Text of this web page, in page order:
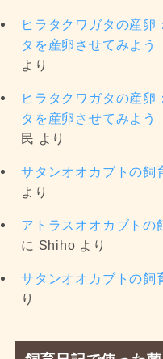
ヒラタクワガタの産
タを産卵させてみよ
より
ヒラタクワガタの産
タを産卵させてみよ
民 より
サタンオオカブトの飼
より
アトラスオオカブトの
に Shiho より
サタンオオカブトの飼
り